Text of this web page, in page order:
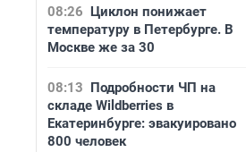
08:26 Циклон понижает
температуру в Петербурге. В
Москве же за 30
08:13 Подробности ЧП на
складе Wildberries в
Екатеринбурге: эвакуировано
800 человек